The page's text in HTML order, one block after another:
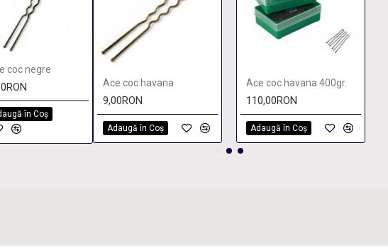
coc negre
în Coş
Ace coc havana
9,00RON
Adaugă în Coş
Ace coc havana 400gr.
110,00RON
Adaugă în Coş